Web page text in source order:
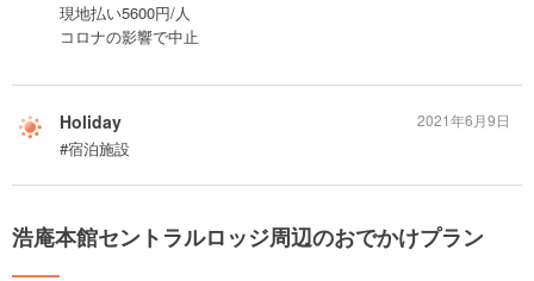
現地払い5600円/人
コロナの影響で中止
Holiday
#宿泊施設
2021年6月9日
浩庵本館セントラルロッジ周辺のおでかけプラン